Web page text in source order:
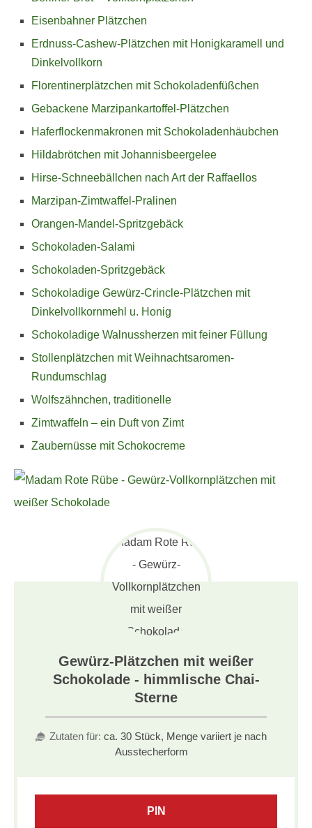
Eisenbahner Plätzchen
Erdnuss-Cashew-Plätzchen mit Honigkaramell und
Dinkelvollkorn
Florentinerplätzchen mit Schokoladenfüßchen
Gebackene Marzipankartoffel-Plätzchen
Haferflockenmakronen mit Schokoladenhäubchen
Hildabrötchen mit Johannisbeergelee
Hirse-Schneebällchen nach Art der Raffaellos
Marzipan-Zimtwaffel-Pralinen
Orangen-Mandel-Spritzgebäck
Schokoladen-Salami
Schokoladen-Spritzgebäck
Schokoladige Gewürz-Crincle-Plätzchen mit
Dinkelvollkornmehl u. Honig
Schokoladige Walnussherzen mit feiner Füllung
Stollenplätzchen mit Weihnachtsaromen-
Rundumschlag
Wolfszähnchen, traditionelle
Zimtwaffeln – ein Duft von Zimt
Zaubernüsse mit Schokocreme
Gewürz-Plätzchen mit weißer
Schokolade - himmlische Chai-
Sterne
Zutaten für: ca. 30 Stück, Menge variiert je nach
Ausstecherform
PIN